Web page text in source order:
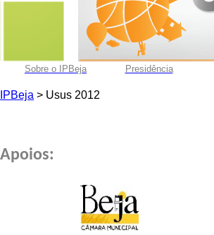
Sobre o IPBeja Presidência
IPBeja > Usus 2012
Apoios: